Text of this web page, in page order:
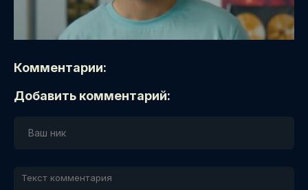
Комментарии:
Добавить комментарий: